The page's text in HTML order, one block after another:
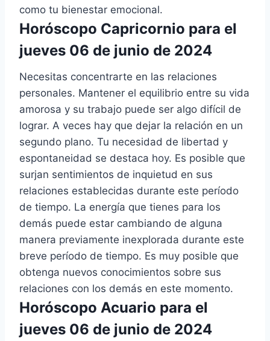
como tu bienestar emocional.
Horóscopo Capricornio para el
jueves 06 de junio de 2024
Necesitas concentrarte en las relaciones
personales. Mantener el equilibrio entre su vida
amorosa y su trabajo puede ser algo difícil de
lograr. A veces hay que dejar la relación en un
segundo plano. Tu necesidad de libertad y
espontaneidad se destaca hoy. Es posible que
surjan sentimientos de inquietud en sus
relaciones establecidas durante este período
de tiempo. La energía que tienes para los
demás puede estar cambiando de alguna
manera previamente inexplorada durante este
breve período de tiempo. Es muy posible que
obtenga nuevos conocimientos sobre sus
relaciones con los demás en este momento.
Horóscopo Acuario para el
jueves 06 de junio de 2024